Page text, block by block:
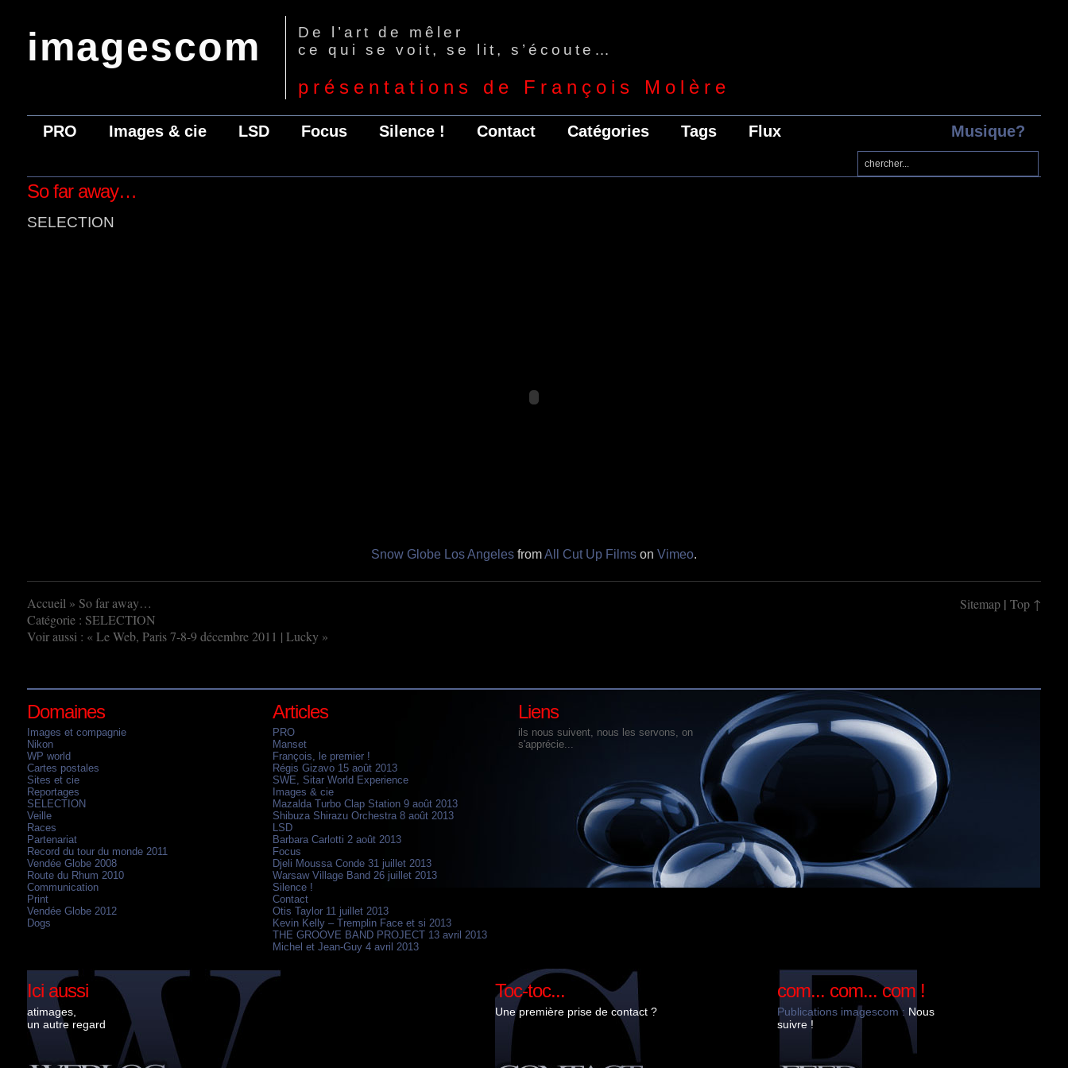
imagescom
De l’art de mêler
ce qui se voit, se lit, s’écoute…
présentations de François Molère
PRO Images & cie LSD Focus Silence ! Contact Catégories Tags Flux Musique?
So far away…
SELECTION
Snow Globe Los AngelesfromAll Cut Up Filmson Vimeo.
Accueil » So far away…
Catégorie : SELECTION
Voir aussi : «Le Web, Paris 7-8-9 décembre 2011 | Lucky»
Sitemap | Top ↑
Domaines
Images et compagnie
Nikon
WP world
Cartes postales
Sites et cie
Reportages
SELECTION
Veille
Races
Partenariat
Record du tour du monde 2011
Vendée Globe 2008
Route du Rhum 2010
Communication
Print
Vendée Globe 2012
Dogs
Articles
PRO
Manset
François, le premier !
Régis Gizavo 15 août 2013
SWE, Sitar World Experience
Images & cie
Mazalda Turbo Clap Station 9 août 2013
Shibuza Shirazu Orchestra 8 août 2013
LSD
Barbara Carlotti 2 août 2013
Focus
Djeli Moussa Conde 31 juillet 2013
Warsaw Village Band 26 juillet 2013
Silence !
Contact
Otis Taylor 11 juillet 2013
Kevin Kelly – Tremplin Face et si 2013
THE GROOVE BAND PROJECT 13 avril 2013
Michel et Jean-Guy 4 avril 2013
Liens
ils nous suivent, nous les servons, on
s'apprécie...
Ici aussi
atimages,
un autre regard
Toc-toc...
Une première prise de contact ?
com... com... com !
Publications imagescom : Nous
suivre !